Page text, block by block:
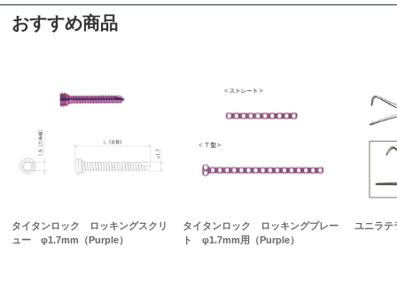
おすすめ商品
タイタンロック ロッキングスクリ
ュー φ1.7mm（Purple）
タイタンロック ロッキングプレー
ト φ1.7mm用（Purple）
ユニラテ